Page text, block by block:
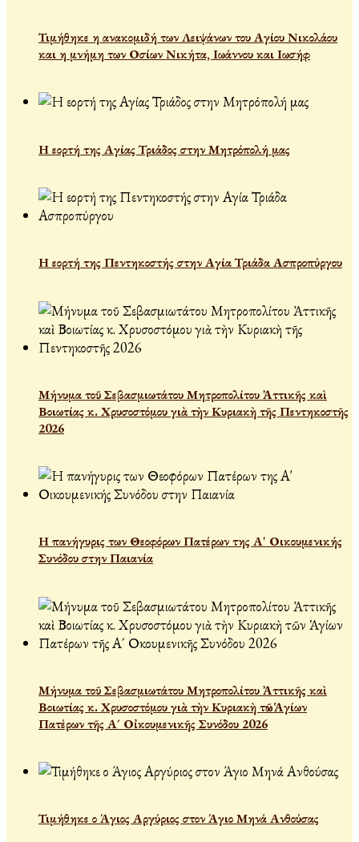
Τιμήθηκε η ανακομιδή των Λειψάνων του Αγίου Νικολάου
και η μνήμη των Οσίων Νικήτα, Ιωάννου και Ιωσήφ
Η εορτή της Αγίας Τριάδος στην Μητρόπολή μας
Η εορτή της Πεντηκοστής στην Αγία Τριάδα Ασπροπύργου
Μήνυμα τοῦ Σεβασμιωτάτου Μητροπολίτου Ἀττικῆς καὶ
Βοιωτίας κ. Χρυσοστόμου γιὰ τὴν Κυριακὴ τῆς Πεντηκοστῆς
2026
Η πανήγυρις των Θεοφόρων Πατέρων της Α' Οικουμενικής
Συνόδου στην Παιανία
Μήνυμα τοῦ Σεβασμιωτάτου Μητροπολίτου Ἀττικῆς καὶ
Βοιωτίας κ. Χρυσοστόμου γιὰ τὴν Κυριακὴ τῶν Ἁγίων
Πατέρων τῆς Α´ Οἰκουμενικῆς Συνόδου 2026
Τιμήθηκε ο Άγιος Αργύριος στον Άγιο Μηνά Ανθούσας